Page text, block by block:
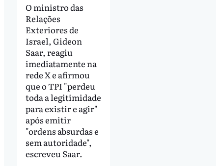
O ministro das
Relações
Exteriores de
Israel, Gideon
Saar, reagiu
imediatamente na
rede X e afirmou
que o TPI "perdeu
toda a legitimidade
para existir e agir"
após emitir
"ordens absurdas e
sem autoridade",
escreveu Saar.